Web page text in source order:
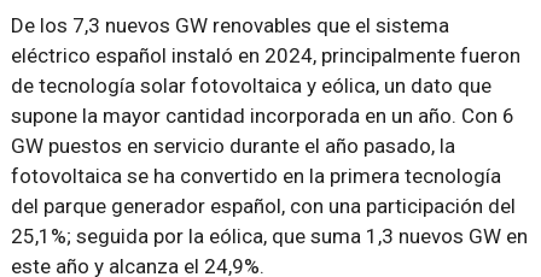
De los 7,3 nuevos GW renovables que el sistema
eléctrico español instaló en 2024, principalmente fueron
de tecnología solar fotovoltaica y eólica, un dato que
supone la mayor cantidad incorporada en un año. Con 6
GW puestos en servicio durante el año pasado, la
fotovoltaica se ha convertido en la primera tecnología
del parque generador español, con una participación del
25,1%; seguida por la eólica, que suma 1,3 nuevos GW en
este año y alcanza el 24,9%.